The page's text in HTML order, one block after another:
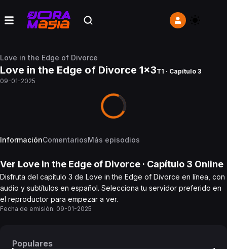
Love in the Edge of Divorce
Love in the Edge of Divorce 1x3T1 · Capítulo 3
09-01-2025
InformaciónComentariosMás episodios
Ver Love in the Edge of Divorce · Capítulo 3 Online
Disfruta del capítulo 3 de Love in the Edge of Divorce en línea, con
audio y subtítulos en español. Selecciona tu servidor preferido en
el reproductor para empezar a ver.
Fecha de emisión: 09-01-2025
Populares